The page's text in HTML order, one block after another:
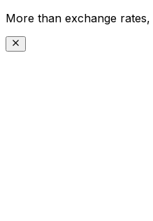
More than exchange rates,